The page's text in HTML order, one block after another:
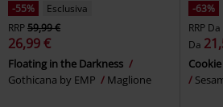
-55%
Esclusiva
RRP59,99 €
26,99 €
Floating in the Darkness
Gothicana by EMP
Maglione
-63%
RRP Da
Da